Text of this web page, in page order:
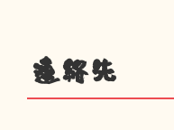
連絡先